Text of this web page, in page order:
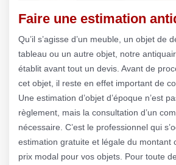
Faire une estimation
Qu’il s’agisse d’un meuble, un objet de
tableau ou un autre objet, notre
établit avant tout un devis. Avant de
cet objet, il reste en effet important de
Une estimation d’objet d’époque n’est
règlement, mais la consultation d’un
nécessaire. C’est le professionnel qui
estimation gratuite et légale du montant
prix modal pour vos objets. Pour toute